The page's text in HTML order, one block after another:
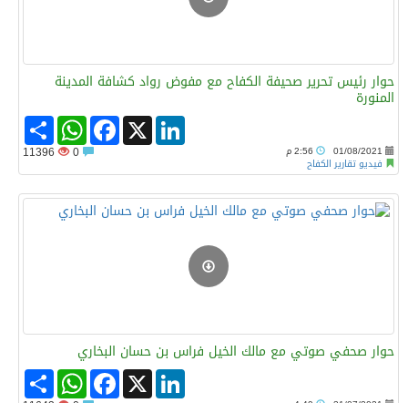
حوار رئيس تحرير صحيفة الكفاح مع مفوض رواد كشافة المدينة
المنورة
Share
WhatsAppFacebook X
LinkedIn
01/08/2021
فيديو تقارير الكفاح
11396
حوار صحفي صوتي مع مالك الخيل فراس بن حسان البخاري
Share
WhatsAppFacebook X
LinkedIn